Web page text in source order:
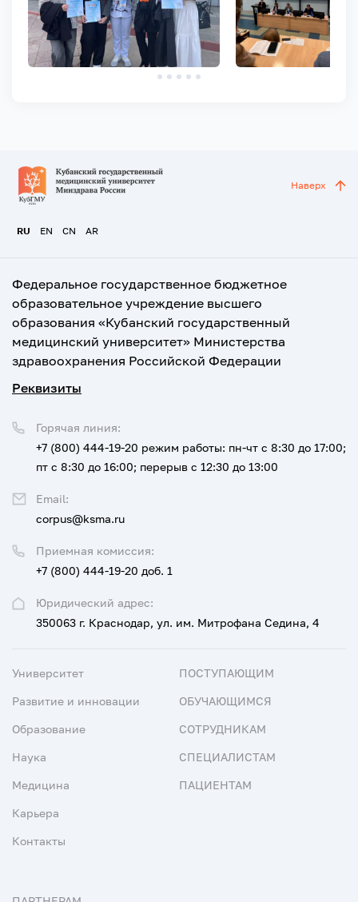
RU EN CN AR
Наверх
Федеральное государственное бюджетное
образовательное учреждение высшего
образования «Кубанский государственный
медицинский университет» Министерства
здравоохранения Российской Федерации
Реквизиты
Юридический адрес:
350063 г. Краснодар, ул. им. Митрофана Седина, 4
Приемная комиссия:
+7 (800) 444-19-20 доб. 1
Горячая линия:
+7 (800) 444-19-20 режим работы: пн-чт с 8:30 до 17:00;
пт с 8:30 до 16:00; перерыв с 12:30 до 13:00
Email:
corpus@ksma.ru
Университет
Развитие и инновации
Образование
Наука
Медицина
Карьера
Контакты
ПОСТУПАЮЩИМ
ОБУЧАЮЩИМСЯ
СОТРУДНИКАМ
СПЕЦИАЛИСТАМ
ПАЦИЕНТАМ